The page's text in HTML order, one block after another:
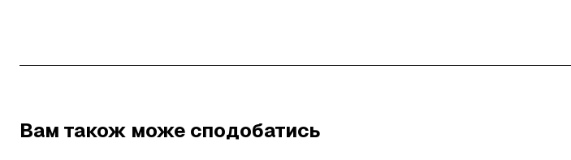
Вам також може сподобатись